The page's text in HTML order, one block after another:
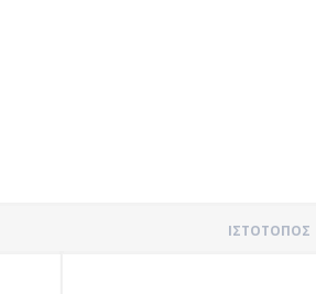
ΙΣΤΌΤΟΠΟΣ